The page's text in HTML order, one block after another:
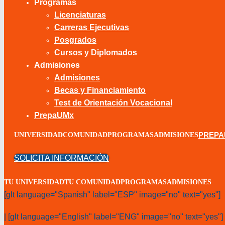
Programas
Licenciaturas
Carreras Ejecutivas
Posgrados
Cursos y Diplomados
Admisiones
Admisiones
Becas y Financiamiento
Test de Orientación Vocacional
PrepaUMx
UNIVERSIDADCOMUNIDADPROGRAMASADMISIONES
SOLICITA INFORMACIÓN
TU UNIVERSIDADTU COMUNIDADPROGRAMASADMISIONES
[glt language="Spanish" label="ESP" image="no" text="yes"]
| [glt language="English" label="ENG" image="no" text="yes"]